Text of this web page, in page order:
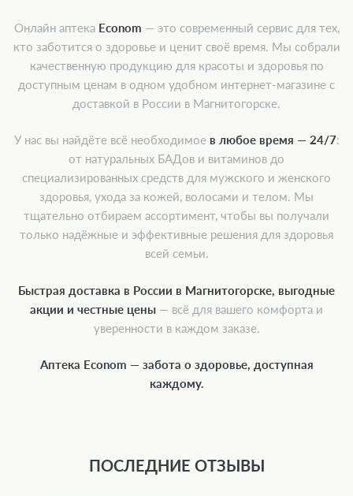
Онлайн аптека Econom — это современный сервис для тех,
кто заботится о здоровье и ценит своё время. Мы собрали
качественную продукцию для красоты и здоровья по
доступным ценам в одном удобном интернет-магазине с
доставкой в России в Магнитогорске.
У нас вы найдёте всё необходимое в любое время — 24/7:
от натуральных БАДов и витаминов до
специализированных средств для мужского и женского
здоровья, ухода за кожей, волосами и телом. Мы
тщательно отбираем ассортимент, чтобы вы получали
только надёжные и эффективные решения для здоровья
всей семьи.
Быстрая доставка в России в Магнитогорске, выгодные
акции и честные цены — всё для вашего комфорта и
уверенности в каждом заказе.
Аптека Econom — забота о здоровье, доступная
каждому.
ПОСЛЕДНИЕ ОТЗЫВЫ